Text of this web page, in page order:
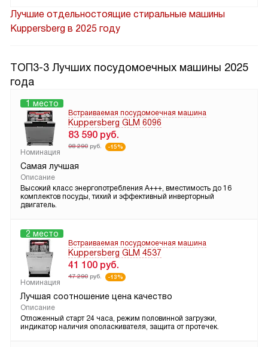
Лучшие отдельностоящие стиральные машины
Kuppersberg в 2025 году
ТОП3-3 Лучших посудомоечных машины 2025
года
1 место
Встраиваемая посудомоечная машина
Kuppersberg GLM 6096
83 590 руб.
98 290 руб. -15%
Номинация
Самая лучшая
Описание
Высокий класс энергопотребления A+++, вместимость до 16
комплектов посуды, тихий и эффективный инверторный
двигатель.
2 место
Встраиваемая посудомоечная машина
Kuppersberg GLM 4537
41 100 руб.
47 290 руб. -13%
Номинация
Лучшая соотношение цена качество
Описание
Отложенный старт 24 часа, режим половинной загрузки,
индикатор наличия ополаскивателя, защита от протечек.